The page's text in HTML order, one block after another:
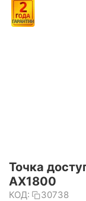
Точка
AX1800
КОД: 30738